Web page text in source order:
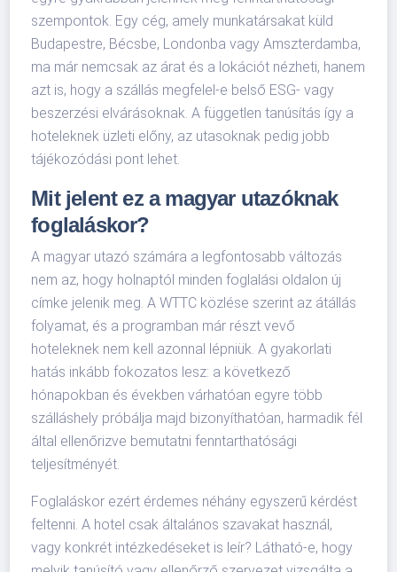
szempontok. Egy cég, amely munkatársakat küld
Budapestre, Bécsbe, Londonba vagy Amszterdamba,
ma már nemcsak az árat és a lokációt nézheti, hanem
azt is, hogy a szállás megfelel-e belső ESG- vagy
beszerzési elvárásoknak. A független tanúsítás így a
hoteleknek üzleti előny, az utasoknak pedig jobb
tájékozódási pont lehet.
Mit jelent ez a magyar utazóknak
foglaláskor?
A magyar utazó számára a legfontosabb változás
nem az, hogy holnaptól minden foglalási oldalon új
címke jelenik meg. A WTTC közlése szerint az átállás
folyamat, és a programban már részt vevő
hoteleknek nem kell azonnal lépniük. A gyakorlati
hatás inkább fokozatos lesz: a következő
hónapokban és években várhatóan egyre több
szálláshely próbálja majd bizonyíthatóan, harmadik fél
által ellenőrizve bemutatni fenntarthatósági
teljesítményét.
Foglaláskor ezért érdemes néhány egyszerű kérdést
feltenni. A hotel csak általános szavakat használ,
vagy konkrét intézkedéseket is leír? Látható-e, hogy